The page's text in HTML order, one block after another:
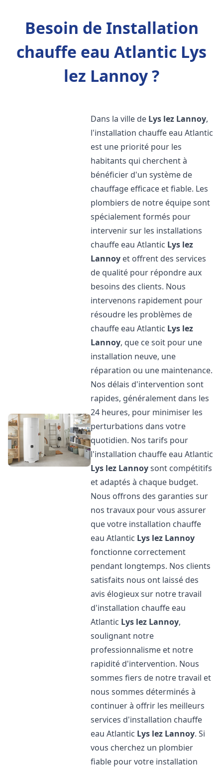
Besoin de Installation
chauffe eau Atlantic Lys
lez Lannoy ?
Dans la ville de Lys lez Lannoy,
l'installation chauffe eau Atlantic
est une priorité pour les
habitants qui cherchent à
bénéficier d'un système de
chauffage efficace et fiable. Les
plombiers de notre équipe sont
spécialement formés pour
intervenir sur les installations
chauffe eau Atlantic Lys lez
Lannoy et offrent des services
de qualité pour répondre aux
besoins des clients. Nous
intervenons rapidement pour
résoudre les problèmes de
chauffe eau Atlantic Lys lez
Lannoy, que ce soit pour une
installation neuve, une
réparation ou une maintenance.
Nos délais d'intervention sont
rapides, généralement dans les
24 heures, pour minimiser les
perturbations dans votre
quotidien. Nos tarifs pour
l'installation chauffe eau Atlantic
Lys lez Lannoysont compétitifs
et adaptés à chaque budget.
Nous offrons des garanties sur
nos travaux pour vous assurer
que votre installation chauffe
eau Atlantic Lys lez Lannoy
fonctionne correctement
pendant longtemps. Nos clients
satisfaits nous ont laissé des
avis élogieux sur notre travail
d'installation chauffe eau
Atlantic Lys lez Lannoy,
soulignant notre
professionnalisme et notre
rapidité d'intervention. Nous
sommes fiers de notre travail et
nous sommes déterminés à
continuer à offrir les meilleurs
services d'installation chauffe
eau Atlantic Lys lez Lannoy. Si
vous cherchez un plombier
fiable pour votre installation